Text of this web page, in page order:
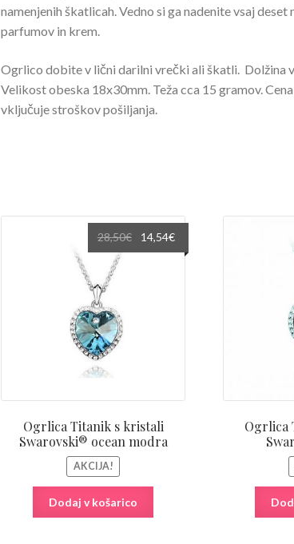
namenjenih škatlicah. Vedno si ga nadenite vsaj
parfumov in krem.
Ogrlico dobite v lični darilni vrečki ali škatli. Dolžina
Velikost obeska 18x30mm. Teža cca 15 gramov. Cena
vključuje stroškov pošiljanja.
Ogrlica Titanik s kristali
Swarovski® ocean modra
AKCIJA!
28,50€
Izvirna
cena
14,54€Trenutna
cena
Dodaj v košarico
Ogrlica